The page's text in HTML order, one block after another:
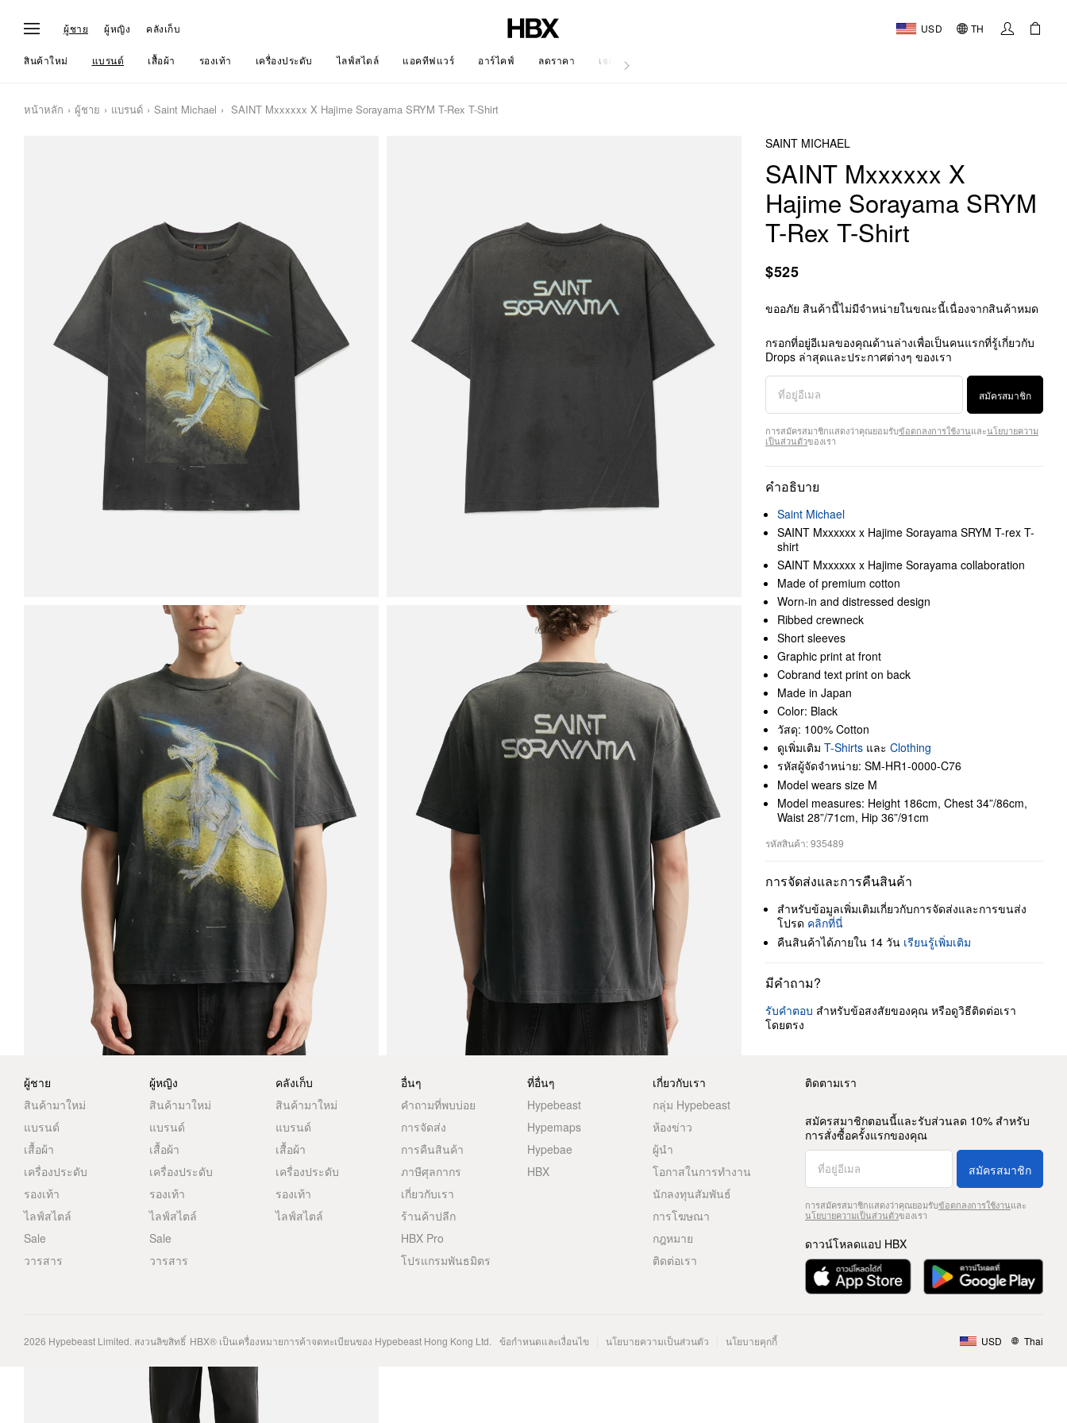
ผู้ชาย ผู้หญิง คลังเก็บ USD TH
สินค้าใหม่ แบรนด์ เสื้อผ้า รองเท้า เครื่องประดับ ไลฟ์สไตล์ แอคทีฟแวร์ อาร์ไคฟ์ ลดราคา เจอร์นัล
หน้าหลัก ผู้ชาย แบรนด์ Saint Michael SAINT Mxxxxxx X Hajime Sorayama SRYM T-Rex T-Shirt
SAINT MICHAEL
SAINT Mxxxxxx X
Hajime Sorayama SRYM
T-Rex T-Shirt
$525
ขออภัย สินค้านี้ไม่มีจำหน่ายในขณะนี้เนื่องจากสินค้าหมด
กรอกที่อยู่อีเมลของคุณด้านล่างเพื่อเป็นคนแรกที่รู้เกี่ยวกับ
Drops ล่าสุดและประกาศต่างๆ ของเรา
สมัครสมาชิก
การสมัครสมาชิกแสดงว่าคุณยอมรับข้อตกลงการใช้งานและนโยบายความ
เป็นส่วนตัวของเรา
คำอธิบาย
Saint Michael
SAINT Mxxxxxx x Hajime Sorayama SRYM T-rex T-
shirt
SAINT Mxxxxxx x Hajime Sorayama collaboration
Made of premium cotton
Worn-in and distressed design
Ribbed crewneck
Short sleeves
Graphic print at front
Cobrand text print on back
Made in Japan
Color: Black
วัสดุ: 100% Cotton
ดูเพิ่มเติม T-Shirts และ Clothing
รหัสผู้จัดจำหน่าย: SM-HR1-0000-C76
Model wears size M
Model measures: Height 186cm, Chest 34”/86cm,
Waist 28”/71cm, Hip 36”/91cm
รหัสสินค้า: 935489
การจัดส่งและการคืนสินค้า
สำหรับข้อมูลเพิ่มเติมเกี่ยวกับการจัดส่งและการขนส่ง
โปรด คลิกที่นี่
คืนสินค้าได้ภายใน 14 วัน เรียนรู้เพิ่มเติม
มีคำถาม?
รับคำตอบ สำหรับข้อสงสัยของคุณ หรือดูวิธีติดต่อเรา
โดยตรง
ผู้ชาย
สินค้ามาใหม่
แบรนด์
เสื้อผ้า
เครื่องประดับ
รองเท้า
ไลฟ์สไตล์
Sale
วารสาร
ผู้หญิง
สินค้ามาใหม่
แบรนด์
เสื้อผ้า
เครื่องประดับ
รองเท้า
ไลฟ์สไตล์
Sale
วารสาร
คลังเก็บ
สินค้ามาใหม่
แบรนด์
เสื้อผ้า
เครื่องประดับ
รองเท้า
ไลฟ์สไตล์
อื่นๆ
คำถามที่พบบ่อย
การจัดส่ง
การคืนสินค้า
ภาษีศุลกากร
เกี่ยวกับเรา
ร้านค้าปลีก
HBX Pro
โปรแกรมพันธมิตร
ที่อื่นๆ
Hypebeast
Hypemaps
Hypebae
HBX
เกี่ยวกับเรา
กลุ่ม Hypebeast
ห้องข่าว
ผู้นำ
โอกาสในการทำงาน
นักลงทุนสัมพันธ์
การโฆษณา
กฎหมาย
ติดต่อเรา
ติดตามเรา
สมัครสมาชิกตอนนี้และรับส่วนลด 10% สำหรับ
การสั่งซื้อครั้งแรกของคุณ
สมัครสมาชิก
การสมัครสมาชิกแสดงว่าคุณยอมรับข้อตกลงการใช้งานและ
นโยบายความเป็นส่วนตัวของเรา
ดาวน์โหลดแอป HBX
2026 Hypebeast Limited. สงวนลิขสิทธิ์ HBX® เป็นเครื่องหมายการค้าจดทะเบียนของ Hypebeast Hong Kong Ltd. ข้อกำหนดและเงื่อนไข นโยบายความเป็นส่วนตัว นโยบายคุกกี้ USD Thai